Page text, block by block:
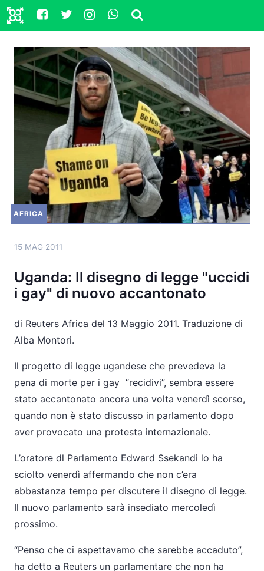
AFRICA
15 MAG 2011
Uganda: Il disegno di legge "uccidi
i gay" di nuovo accantonato
di Reuters Africa del 13 Maggio 2011. Traduzione di
Alba Montori.
Il progetto di legge ugandese che prevedeva la
pena di morte per i gay “recidivi”, sembra essere
stato accantonato ancora una volta venerdì scorso,
quando non è stato discusso in parlamento dopo
aver provocato una protesta internazionale.
L’oratore dl Parlamento Edward Ssekandi lo ha
sciolto venerdì affermando che non c’era
abbastanza tempo per discutere il disegno di legge.
Il nuovo parlamento sarà insediato mercoledì
prossimo.
“Penso che ci aspettavamo che sarebbe accaduto”,
ha detto a Reuters un parlamentare che non ha